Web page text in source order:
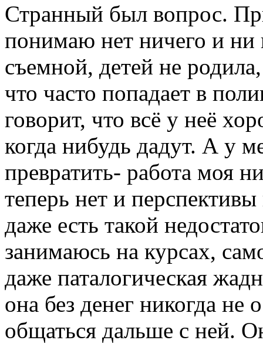
Странный был вопрос.
понимаю нет ничего и ни
съемной, детей не
что часто попадает в
говорит, что всё у неё
когда нибудь дадут. А у
превратить- работа моя
теперь нет и
даже есть такой
занимаюсь на курсах,
даже паталогическая
она без денег никогда не
общаться дальше с ней.